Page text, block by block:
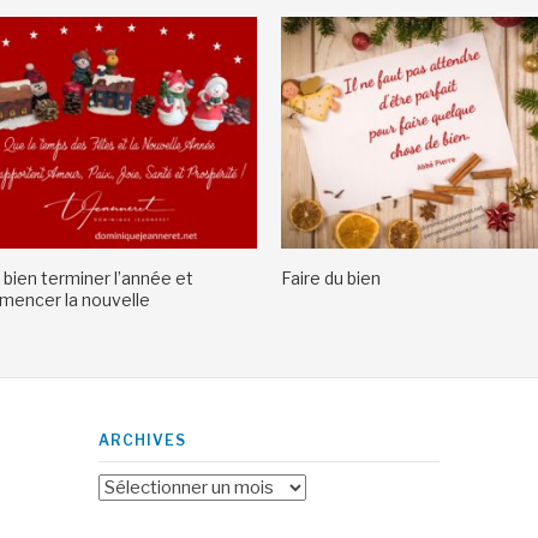
bien terminer l’année et
la nouvelle
Faire du bien
ARCHIVES
Archives